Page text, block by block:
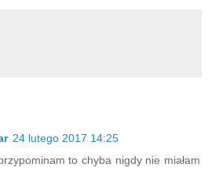
24 lutego 2017 14:25
to chyba nigdy nie miałam